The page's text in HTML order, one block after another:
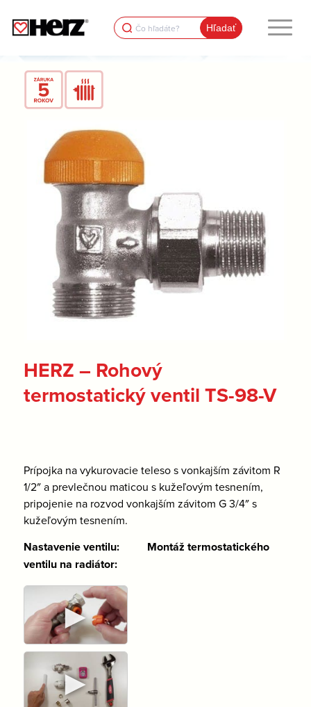
Search
for:
HERZ – Rohový
termostatický ventil TS-98-V
Prípojka na vykurovacie teleso s vonkajším závitom R
1/2″ a prevlečnou maticou s kužeľovým tesnením,
pripojenie na rozvod vonkajším závitom G 3/4″ s
kužeľovým tesnením.
Nastavenie ventilu: Montáž termostatického
ventilu na radiátor:
►
►